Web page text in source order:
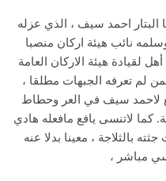
البتار احمد سيف ، الذي عزله
نائب هيئة اركان منصبا
لقيادة هيئة الاركان العامة
لم تعرفه الجبهات مطلقا ،
لاحمد سيف في العر وحطاط
كما لاتنسى يافع مافعله هادي
بالثلاجة ، معينا بدلا عنه
مباشر ،